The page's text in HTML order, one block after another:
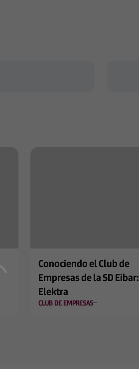
Conociendo el Club de
Empresas de la SD Eibar:
Elektra
CLUB DE EMPRESAS